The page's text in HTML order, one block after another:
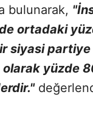
bulunarak,
ortadaki
siyasi
yüzde